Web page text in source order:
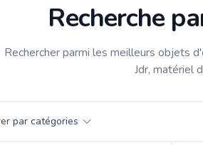
Recherche
Rechercher parmi les meilleurs objets
Jdr, matériel
par catégories